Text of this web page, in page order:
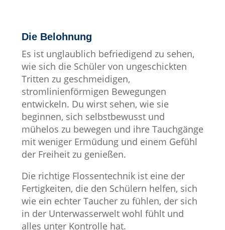
Die Belohnung
Es ist unglaublich befriedigend zu sehen,
wie sich die Schüler von ungeschickten
Tritten zu geschmeidigen,
stromlinienförmigen Bewegungen
entwickeln. Du wirst sehen, wie sie
beginnen, sich selbstbewusst und
mühelos zu bewegen und ihre Tauchgänge
mit weniger Ermüdung und einem Gefühl
der Freiheit zu genießen.
Die richtige Flossentechnik ist eine der
Fertigkeiten, die den Schülern helfen, sich
wie ein echter Taucher zu fühlen, der sich
in der Unterwasserwelt wohl fühlt und
alles unter Kontrolle hat.